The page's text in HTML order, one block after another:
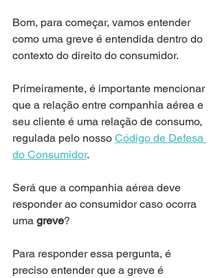
Bom, para começar, vamos entender
como uma greve é entendida dentro do
contexto do direito do consumidor.
Primeiramente, é importante mencionar
que a relação entre companhia aérea e
seu cliente é uma relação de consumo,
regulada pelo nosso Código de Defesa
do Consumidor.
Será que a companhia aérea deve
responder ao consumidor caso ocorra
uma greve?
Para responder essa pergunta, é
preciso entender que a greve é